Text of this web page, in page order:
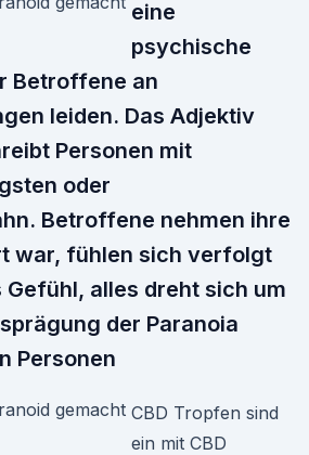
eine
psychische
Betroffene an
leiden. Das Adjektiv
Personen mit
oder
Betroffene nehmen ihre
war, fühlen sich verfolgt
Gefühl, alles dreht sich um
der Paranoia
Personen
CBD Tropfen sind
ein mit CBD